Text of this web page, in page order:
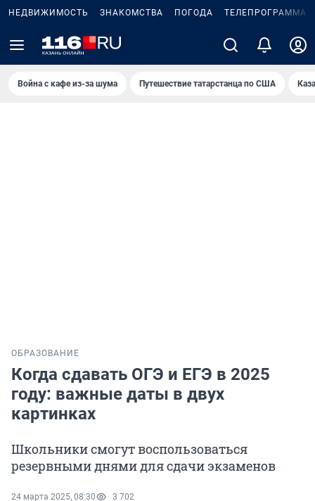
НЕДВИЖИМОСТЬ ЗНАКОМСТВА ПОГОДА ТЕЛЕПРОГРАММА
Война с кафе из-за шума Путешествие татарстанца по США
ОБРАЗОВАНИЕ
Когда сдавать ОГЭ и ЕГЭ в 2025
году: важные даты в двух
картинках
Школьники смогут воспользоваться
резервными днями для сдачи экзаменов
24 марта 2025, 08:30 3 702